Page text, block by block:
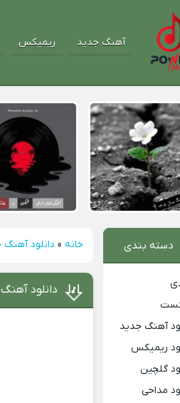
آهنگ جدید ریمیکس
خانه » دانلود
دانلود
دسته بندی
آهنگ جدید
ریمیکس
گلچین
مداحی